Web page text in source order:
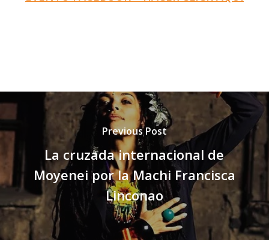
Previous Post
La cruzada internacional de
Moyenei por la Machi Francisca
Linconao